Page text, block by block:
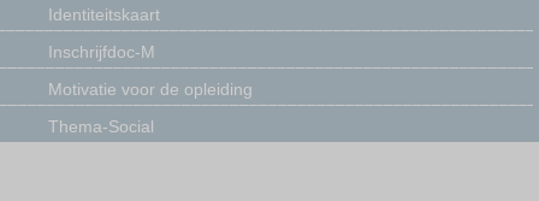
Identiteitskaart
Inschrijfdoc-M
Motivatie voor de opleiding
Thema-Social